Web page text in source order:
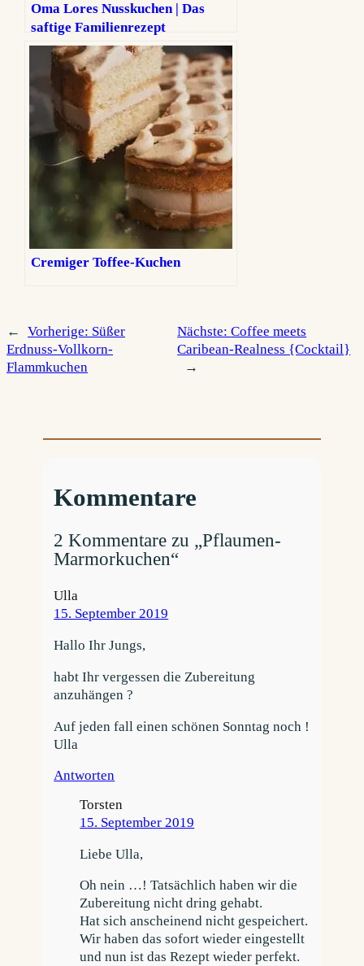
Oma Lores Nusskuchen | Das
saftige Familienrezept
Cremiger Toffee-Kuchen
← Vorherige: Süßer
Erdnuss-Vollkorn-
Flammkuchen
Nächste:Coffee meets
Caribean-Realness {Cocktail}
→
Kommentare
2 Kommentare zu „Pflaumen-
Marmorkuchen“
Ulla
15. September 2019
Hallo Ihr Jungs,
habt Ihr vergessen die Zubereitung
anzuhängen ?
Auf jeden fall einen schönen Sonntag noch !
Ulla
Antworten
Torsten
15. September 2019
Liebe Ulla,
Oh nein …! Tatsächlich haben wir die
Zubereitung nicht dring gehabt.
Hat sich anscheinend nicht gespeichert.
Wir haben das sofort wieder eingestellt
und nun ist das Rezept wieder perfekt.